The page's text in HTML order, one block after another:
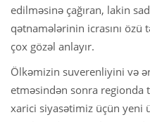
edilməsinə çağıran, lakin
qətnamələrinin icrasını
çox gözəl anlayır.
Ölkəmizin suverenliyini və
etməsindən sonra
xarici siyasətimiz üçün yeni